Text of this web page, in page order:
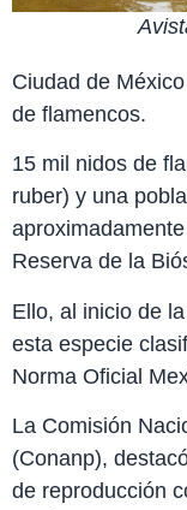
Ciudad de
de flamencos.
15 mil nidos de
ruber) y una
Reserva de la
Ello, al inicio de
esta especie
Norma Oficial
La Comisión
(Conanp),
de reproducción